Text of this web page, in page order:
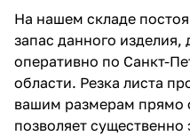
На нашем складе
запас данного изделия,
оперативно по Санкт-
области. Резка листа
вашим размерам прямо
позволяет